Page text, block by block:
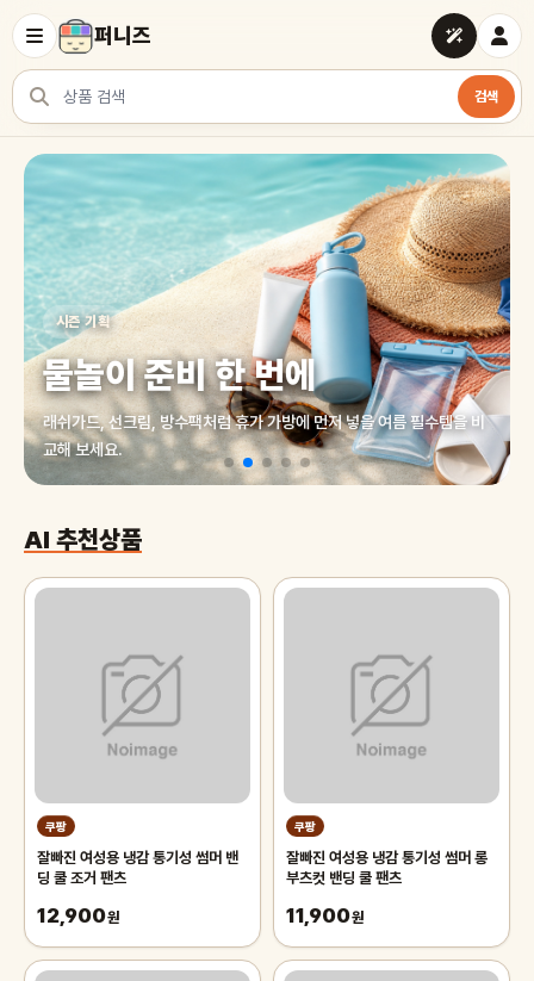
퍼니즈
상품 검색
검색
여러 쇼핑몰 상품을 한곳에서 찾아보세요
시즌 기획
물놀이 준비 한 번에
래쉬가드, 선크림, 방수팩처럼 휴가 가방에 먼저 넣을 여름 필수템을 비
교해 보세요.
AI 추천상품
쿠팡
잘빠진 여성용 냉감 통기성 썸머 밴
딩 쿨 조거 팬츠
12,900원
쿠팡
잘빠진 여성용 냉감 통기성 썸머 롱
부츠컷 밴딩 쿨 팬츠
11,900원